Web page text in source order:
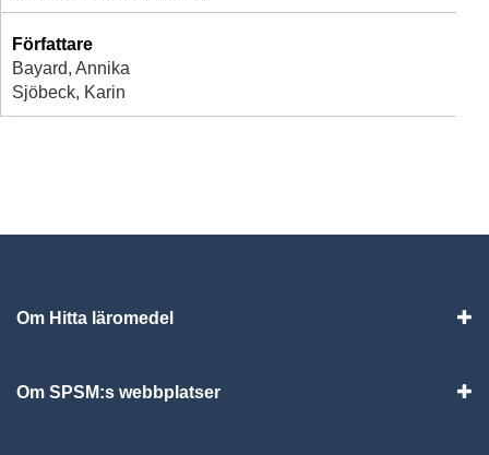
Författare
Bayard, Annika
Sjöbeck, Karin
Om Hitta läromedel
Om SPSM:s webbplatser